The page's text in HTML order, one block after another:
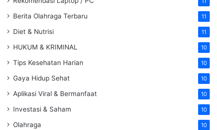
Berita Olahraga Terbaru 11
Diet & Nutrisi 11
HUKUM & KRIMINAL 10
Tips Kesehatan Harian 10
Gaya Hidup Sehat 10
Aplikasi Viral & Bermanfaat 10
Investasi & Saham 10
Olahraga 10